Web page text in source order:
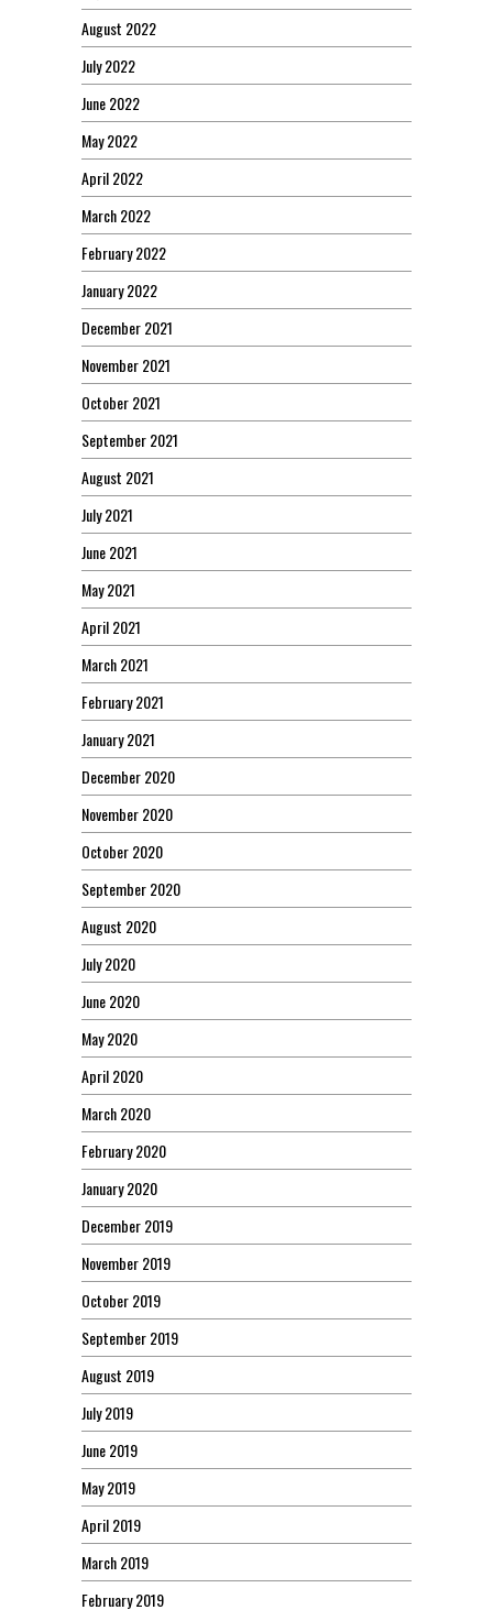
August 2022
July 2022
June 2022
May 2022
April 2022
March 2022
February 2022
January 2022
December 2021
November 2021
October 2021
September 2021
August 2021
July 2021
June 2021
May 2021
April 2021
March 2021
February 2021
January 2021
December 2020
November 2020
October 2020
September 2020
August 2020
July 2020
June 2020
May 2020
April 2020
March 2020
February 2020
January 2020
December 2019
November 2019
October 2019
September 2019
August 2019
July 2019
June 2019
May 2019
April 2019
March 2019
February 2019